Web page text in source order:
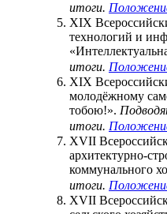
итоги.
XIX
технологий и
итоги.
XIX
молодёжному
тобою!».
итоги.
XVII
архитектурно-
коммунального
итоги.
XVII